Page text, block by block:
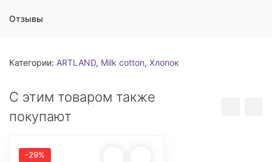
Отзывы
Категории: ARTLAND, Milk cotton, Хлопок
С этим товаром также
покупают
-29%